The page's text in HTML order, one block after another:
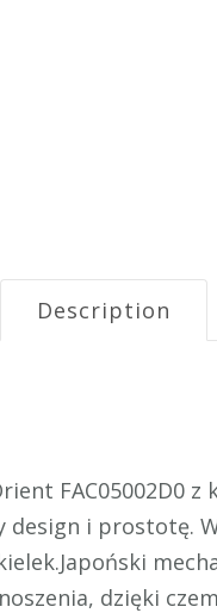
Description
FAC05002D0
design i prostotę.
dzięki